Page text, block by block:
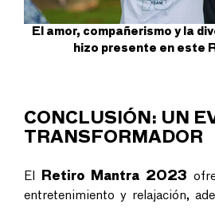
El amor, compañerismo y la
hizo presente en este
CONCLUSIÓN: UN
TRANSFORMADOR
El Retiro Mantra 2023
entretenimiento y relajación,